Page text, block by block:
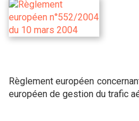
Règlement européen
européen de gestion du trafic